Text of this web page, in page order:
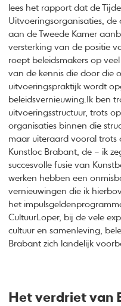
lees het rapport dat de
Uitvoeringsorganisaties, de
aan de Tweede Kamer
versterking van de positie
roept beleidsmakers op
van de kennis die door die
uitvoeringspraktijk wordt
beleidsvernieuwing.Ik ben
uitvoeringsstructuur, trots
organisaties binnen die
maar uiteraard vooral trots
Kunstloc Brabant, de – ik
succesvolle fusie van
werken hebben een
vernieuwingen die ik
het
CultuurLoper, bij de vele
cultuur en samenleving,
Brabant zich landelijk
Het verdriet van